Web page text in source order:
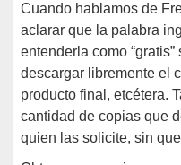
Cuando hablamos de
aclarar que la palabra
entenderla como
descargar libremente el
producto final, etcétera.
cantidad de copias que
quien las solicite, sin